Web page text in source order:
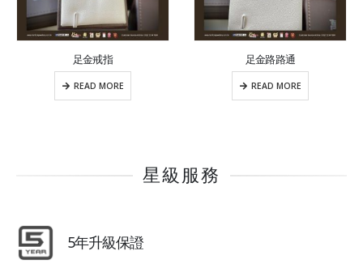
足金戒指
READ MORE
足金路路通
READ MORE
星級服務
5年升級保證